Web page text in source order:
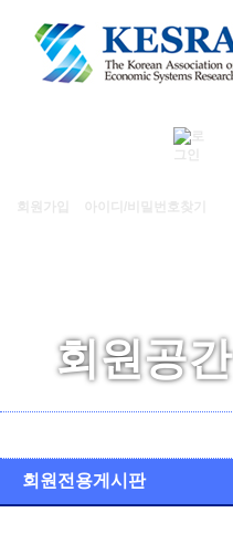
회원공간
회원전용게시판